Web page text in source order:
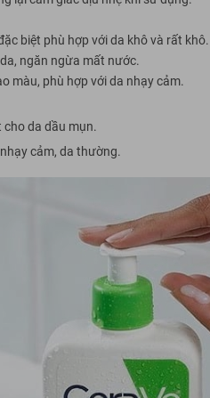
biệt phù hợp với da khô và rất khô.
ngăn ngừa mất nước.
màu, phù hợp với da nhạy cảm.
cho da dầu mụn.
cảm, da thường.